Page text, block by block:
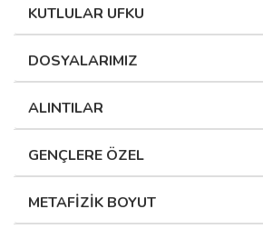
KUTLULAR UFKU
DOSYALARIMIZ
ALINTILAR
GENÇLERE ÖZEL
METAFİZİK BOYUT